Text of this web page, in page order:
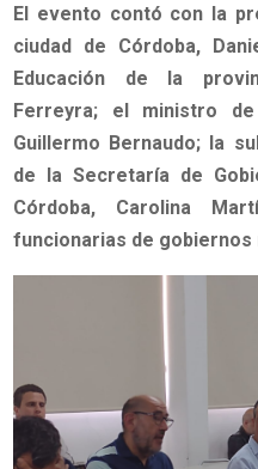
El evento contó con la
ciudad de Córdoba,
Educación de la
Ferreyra; el ministro
Guillermo Bernaudo; la
de la Secretaría de
Córdoba, Carolina
funcionarias de gobiernos